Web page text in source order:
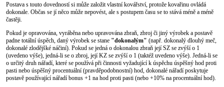
Postava s touto dovedností si může založit vlastní kovářství, protože kovařinu ovládá
dokonale. Občas se jí něco může nepovést, ale s postupem času se to stává méně a méně
častěji.
Pokud je opravována, vyráběna nebo upravována zbraň, zbroj či jiný výrobek a postavě
padne totální úspěch, daný výrobek se stane "dokonalým" (např. dokonalý dlouhý meč,
dokonalé zlodějšké náčiní). Pokud se jedná o dokonalou zbraň její SZ se zvýší o 1
(uvedeno výše), jedná-li se o zbroj, její KZ se zvýší o 1 (taktéž uvedeno výše). Jedná-li se
o určitý druh nářadí, které se používá při činnosti vyžadující k úspěchu úspěšný hod proti
pasti nebo úspěšný procentuální (pravděpodobnostní) hod, dokonalé nářadí poskytuje
postavě používající nářadí bonus +1 na hod proti pasti (nebo +10% na procentuální hod).